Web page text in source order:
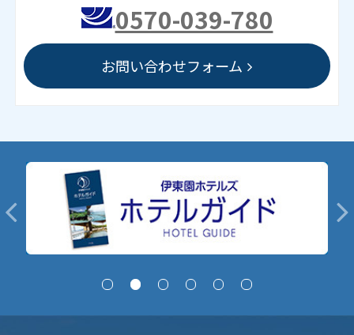
0570-039-780
お問い合わせフォーム